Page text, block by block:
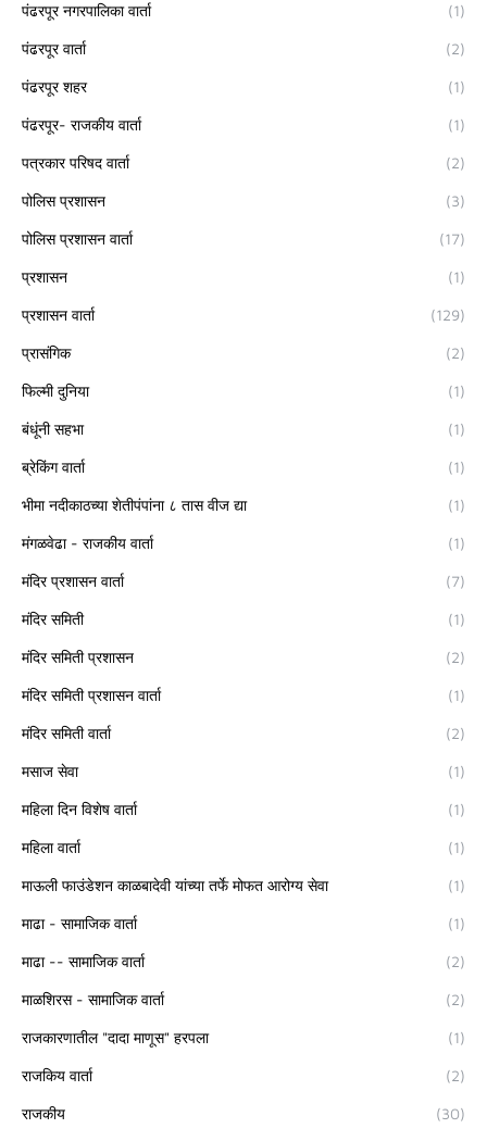
पंढरपूर नगरपालिका वार्ता (1)
पंढरपूर वार्ता (2)
पंढरपूर शहर (1)
पंढरपूर- राजकीय वार्ता (1)
पत्रकार परिषद वार्ता (2)
पोलिस प्रशासन (3)
पोलिस प्रशासन वार्ता (17)
प्रशासन (1)
प्रशासन वार्ता (129)
प्रासंगिक (2)
फिल्मी दुनिया (1)
बंधूंनी सहभा (1)
ब्रेकिंग वार्ता (1)
भीमा नदीकाठच्या शेतीपंपांना ८ तास वीज द्या (1)
मंगळवेढा - राजकीय वार्ता (1)
मंदिर प्रशासन वार्ता (7)
मंदिर समिती (1)
मंदिर समिती प्रशासन (2)
मंदिर समिती प्रशासन वार्ता (1)
मंदिर समिती वार्ता (2)
मसाज सेवा (1)
महिला दिन विशेष वार्ता (1)
महिला वार्ता (1)
माऊली फाउंडेशन काळबादेवी यांच्या तर्फे मोफत आरोग्य सेवा (1)
माढा - सामाजिक वार्ता (1)
माढा -- सामाजिक वार्ता (2)
माळशिरस - सामाजिक वार्ता (2)
राजकारणातील "दादा माणूस" हरपला (1)
राजकिय वार्ता (2)
राजकीय (30)